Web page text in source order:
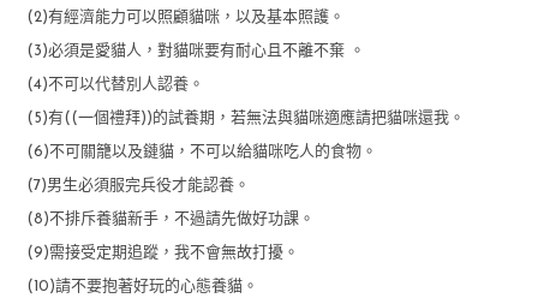
(2)有經濟能力可以照顧貓咪，以及基本照護。
(3)必須是愛貓人，對貓咪要有耐心且不離不棄 。
(4)不可以代替別人認養。
(5)有((一個禮拜))的試養期，若無法與貓咪適應請把貓咪還我。
(6)不可關籠以及鏈貓，不可以給貓咪吃人的食物。
(7)男生必須服完兵役才能認養。
(8)不排斥養貓新手，不過請先做好功課。
(9)需接受定期追蹤，我不會無故打擾。
(10)請不要抱著好玩的心態養貓。